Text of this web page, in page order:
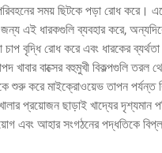
সময় ছিটকে পড়া রোধ
এই ধারকগুলি ব্যবহার করে,
চাপ বৃদ্ধি রোধ করে এবং ধারকের
খাবার বাক্সের বহুমুখী বিকল্পগুলি
শুরু করে মাইক্রোওয়েভ তাপন
প্রয়োজন ছাড়াই খাদ্যের
এবং আহার সংগঠনের পদ্ধতিকে